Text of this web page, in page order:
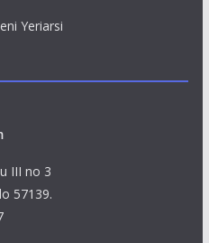
Yeriarsi
III no 3
57139.